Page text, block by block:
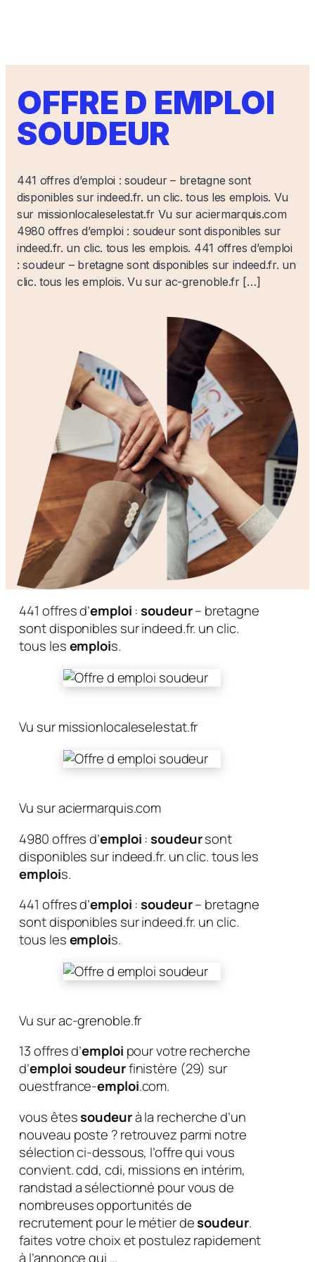
OFFRE D EMPLOI
SOUDEUR
441 offres d’emploi : soudeur – bretagne sont
disponibles sur indeed.fr. un clic. tous les emplois. Vu
sur missionlocaleselestat.fr Vu sur aciermarquis.com
4980 offres d’emploi : soudeur sont disponibles sur
indeed.fr. un clic. tous les emplois. 441 offres d’emploi
: soudeur – bretagne sont disponibles sur indeed.fr. un
clic. tous les emplois. Vu sur ac-grenoble.fr […]
441 offres d’emploi :soudeur– bretagne
sont disponibles sur indeed.fr. un clic.
tous lesemplois.
Vu sur missionlocaleselestat.fr
Vu sur aciermarquis.com
4980 offres d’emploi :soudeursont
disponibles sur indeed.fr. un clic. tous les
emplois.
441 offres d’emploi :soudeur– bretagne
sont disponibles sur indeed.fr. un clic.
tous lesemplois.
Vu sur ac-grenoble.fr
13 offres d’emploi pour votre recherche
d’emploi soudeurfinistère (29) sur
ouestfrance-emploi.com.
vous êtessoudeurà la recherche d’un
nouveau poste ? retrouvez parmi notre
sélection ci-dessous, l’offre qui vous
convient. cdd, cdi, missions en intérim,
randstad a sélectionné pour vous de
nombreuses opportunités de
recrutement pour le métier desoudeur.
faites votre choix et postulez rapidement
à l’annonce qui …